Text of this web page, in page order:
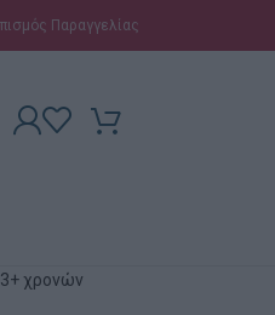
Παραγγελίας
χρονών